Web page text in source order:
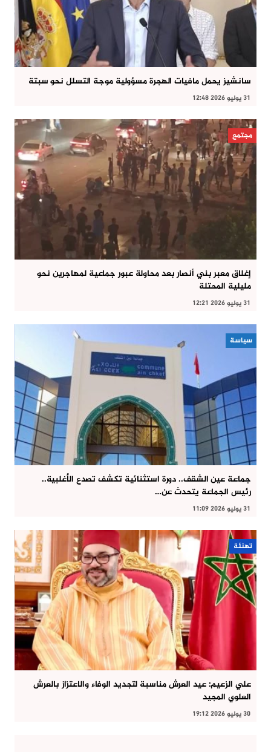
سانشيز يحمل مافيات الهجرة مسؤولية موجة التسلل نحو سبتة
31 يوليو 2026 12:48
مجتمع
إغلاق معبر بني أنصار بعد محاولة عبور جماعية لمهاجرين نحو
مليلية المحتلة
31 يوليو 2026 12:21
سياسة
جماعة عين الشقف.. دورة استثنائية تكشف تصدع الأغلبية..
رئيس الجماعة يتحدث عن…
31 يوليو 2026 11:09
تهنئة
علي الزعيم: عيد العرش مناسبة لتجديد الوفاء والاعتزاز بالعرش
العلوي المجيد
30 يوليو 2026 19:12